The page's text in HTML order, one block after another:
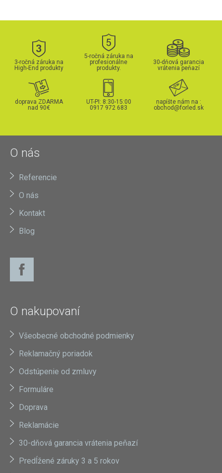
3-ročná záruka na
High-End produkty
5-ročná záruka na
profesionálne
produkty.
30-dňová garancia
vrátenia peňazí
doprava ZDARMA
nad 90€
UT-PI: 8:30-15:00
0917 972 683
napíšte nám na :
obchod@forled.sk
O nás
Referencie
O nás
Kontakt
Blog
O nakupovaní
Všeobecné obchodné podmienky
Reklamačný poriadok
Odstúpenie od zmluvy
Formuláre
Doprava
Reklamácie
30-dňová garancia vrátenia peňazí
Predĺžené záruky 3 a 5 rokov